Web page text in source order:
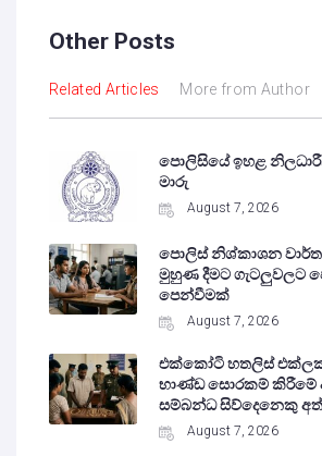
Other Posts
Related Articles More from Author
පොලිසියේ ඉහළ
මාරු
August 7, 2026
පොලිස් නිශ්කාශන
මුහුණ දීමට ගැටලුවලට
පෙන්වීමක්
August 7, 2026
එක්කෝටි හතලිස්
භාණ්ඩ සොරකම් කිරීමේ
සම්බන්ධ සිව්දෙනෙකු
August 7, 2026